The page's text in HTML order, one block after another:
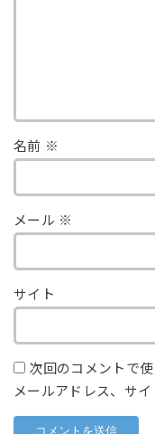
名前 ※
メール ※
サイト
次回のコメントで
メールアドレス、サイ